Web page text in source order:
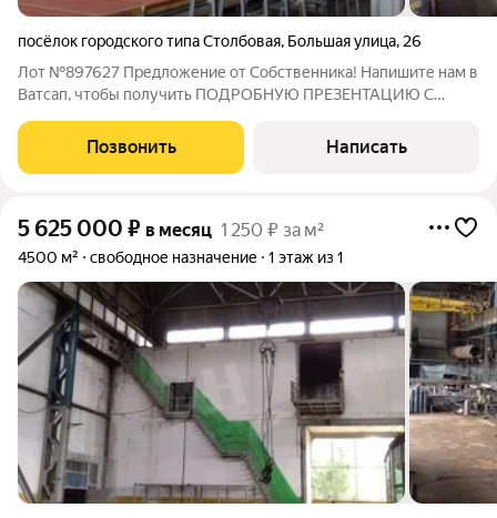
посёлок городского типа Столбовая, Большая улица, 26
Лот №897627 Предложение от Собственника! Напишите нам в
Ватсап, чтобы получить ПОДРОБНУЮ ПРЕЗЕНТАЦИЮ С
ПОД СТЕКОЛЬНОЕ ПРОИЗВОДСТВО. Оборудование под
производство полного цикла можно арендовать или
Позвонить Написать
5 625 000 ₽ в месяц 1 250 ₽ за м²
4500 м² свободное назначение 1 этаж из 1